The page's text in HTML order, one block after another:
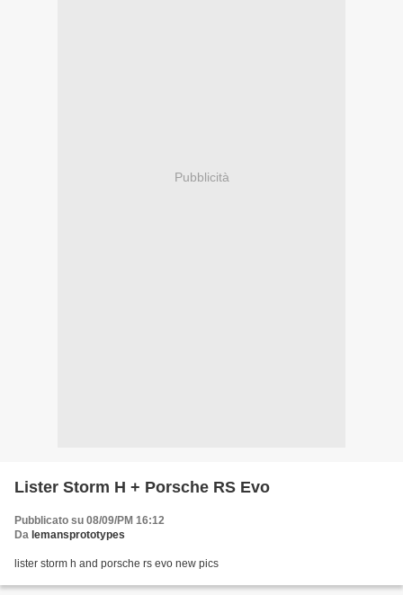
Pubblicità
Lister Storm H + Porsche RS Evo
Pubblicato su 08/09/PM 16:12
Da lemansprototypes
lister storm h and porsche rs evo new pics